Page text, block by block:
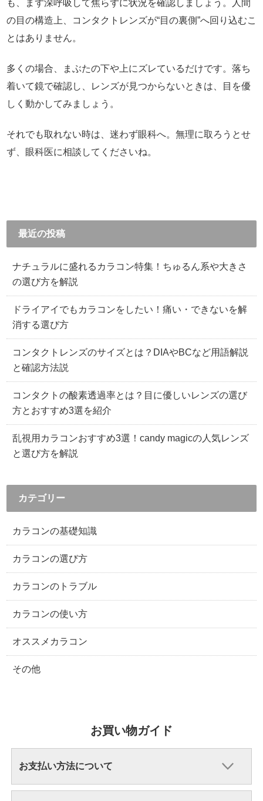
も、まず深呼吸して焦らずに状況を確認しましょう。人間
の目の構造上、コンタクトレンズが“目の裏側”へ回り込むこ
とはありません。
多くの場合、まぶたの下や上にズレているだけです。落ち
着いて鏡で確認し、レンズが見つからないときは、目を優
しく動かしてみましょう。
それでも取れない時は、迷わず眼科へ。無理に取ろうとせ
ず、眼科医に相談してくださいね。
最近の投稿
ナチュラルに盛れるカラコン特集！ちゅるん系や大きさ
の選び方を解説
ドライアイでもカラコンをしたい！痛い・できないを解
消する選び方
コンタクトレンズのサイズとは？DIAやBCなど用語解説
と確認方法説
コンタクトの酸素透過率とは？目に優しいレンズの選び
方とおすすめ3選を紹介
乱視用カラコンおすすめ3選！candy magicの人気レンズ
と選び方を解説
カテゴリー
カラコンの基礎知識
カラコンの選び方
カラコンのトラブル
カラコンの使い方
オススメカラコン
その他
お買い物ガイド
お支払い方法について